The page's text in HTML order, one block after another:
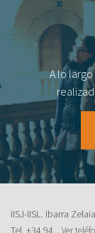
23
A lo
IISJ-IISL. Ibarra
Tel. +34 94... Ver